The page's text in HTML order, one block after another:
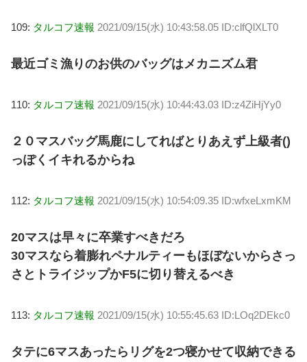
109: タルコフ速報 2021/09/15(水) 10:43:58.05 ID:clfQlXLT0
最近ゴミ漁りのお供のバッグはメカニズム君
110: タルコフ速報 2021/09/15(水) 10:44:43.03 ID:z4ZiHjYy0
２０マスバッグ馬鹿にしてればとりあえず上級者()
っぽくイキれるからね
112: タルコフ速報 2021/09/15(水) 10:54:09.35 ID:wfxeLxmKM
20マスは早々に卒業すべきだろ
30マスなら着膨れペナルティーもほぼないからさっ
さとトライジップかF5に切り替えるべき
113: タルコフ速報 2021/09/15(水) 10:55:45.63 ID:LOq2DEkc0
タテに6マスあったらリグを2つ寝かせて収納できる